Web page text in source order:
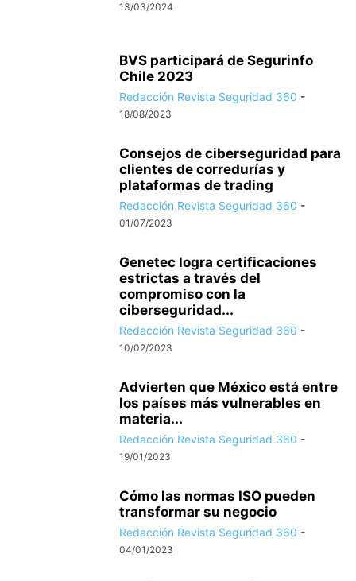
13/03/2024
BVS participará de Segurinfo
Chile 2023
Redacción Revista Seguridad 360 -
18/08/2023
Consejos de ciberseguridad para
clientes de corredurías y
plataformas de trading
Redacción Revista Seguridad 360 -
01/07/2023
Genetec logra certificaciones
estrictas a través del
compromiso con la
ciberseguridad...
Redacción Revista Seguridad 360 -
10/02/2023
Advierten que México está entre
los países más vulnerables en
materia...
Redacción Revista Seguridad 360 -
19/01/2023
Cómo las normas ISO pueden
transformar su negocio
Redacción Revista Seguridad 360 -
04/01/2023